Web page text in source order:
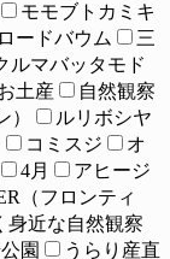
モモブトカミキ
ードバウム
三
ルマバッタモド
土産
自然観察
）
ルリボシヤ
コミスジ
オ
4月
アヒージ
（フロンティ
身近な自然観察
園
うらり産直